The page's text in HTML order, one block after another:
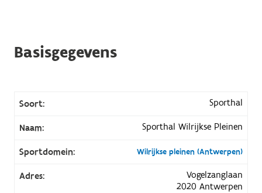
Basisgegevens
Soort: Sporthal
Naam: Sporthal Wilrijkse Pleinen
Sportdomein: Wilrijkse pleinen (Antwerpen)
Adres:
Vogelzanglaan
2020 Antwerpen